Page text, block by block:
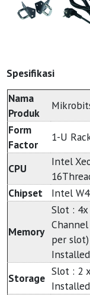
Spesifikasi
Nama
Produk
Form
Factor
1-U
CPU
Intel
Chipset
Intel
Memory
Slot : 4x
per slot)
Storage
Slot : 2